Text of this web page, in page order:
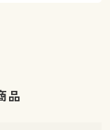
品